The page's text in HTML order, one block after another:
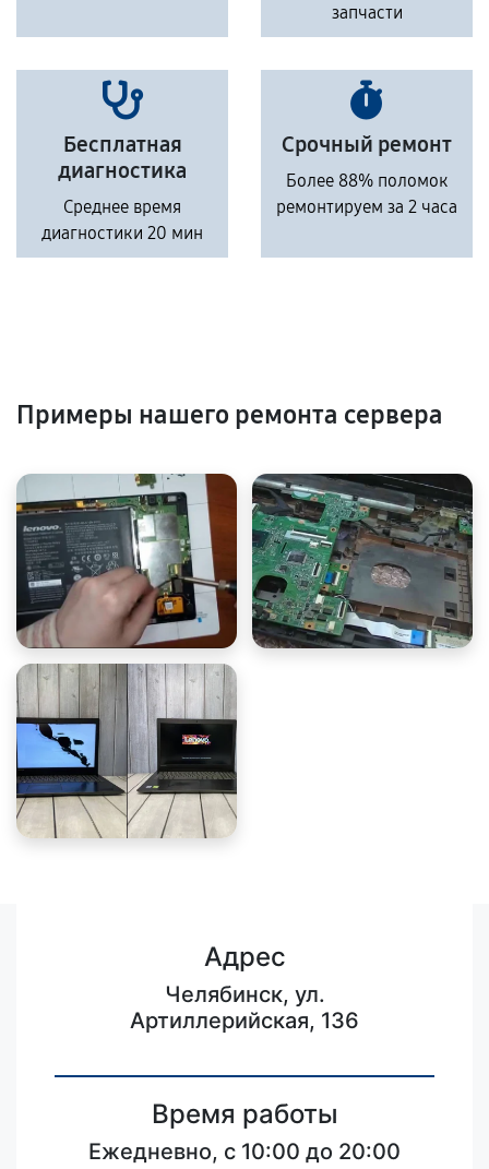
запчасти
Бесплатная
диагностика
Среднее время
диагностики 20 мин
Срочный ремонт
Более 88% поломок
ремонтируем за 2 часа
Примеры нашего ремонта сервера
Адрес
Челябинск, ул.
Артиллерийская, 136
Время работы
Ежедневно, с 10:00 до 20:00